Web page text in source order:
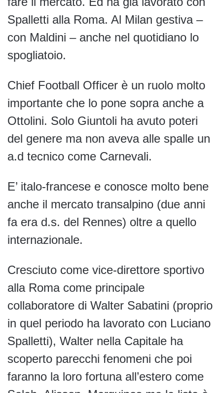
Spalletti alla Roma. Al Milan gestiva –
con Maldini – anche nel quotidiano lo
spogliatoio.
Chief Football Officer è un ruolo molto
importante che lo pone sopra anche a
Ottolini. Solo Giuntoli ha avuto poteri
del genere ma non aveva alle spalle un
a.d tecnico come Carnevali.
E’ italo-francese e conosce molto bene
anche il mercato transalpino (due anni
fa era d.s. del Rennes) oltre a quello
internazionale.
Cresciuto come vice-direttore sportivo
alla Roma come principale
collaboratore di Walter Sabatini (proprio
in quel periodo ha lavorato con Luciano
Spalletti), Walter nella Capitale ha
scoperto parecchi fenomeni che poi
faranno la loro fortuna all’estero come